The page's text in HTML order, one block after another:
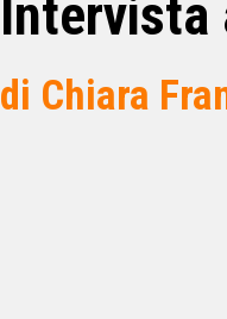
Intervista
di Chiara